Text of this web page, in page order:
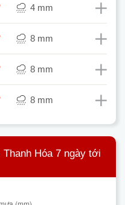
4 mm
8 mm
8 mm
8 mm
Hóa 7 ngày tới